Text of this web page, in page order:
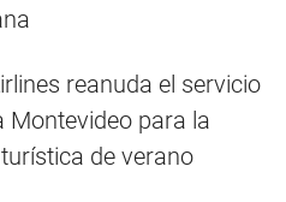
reanuda el servicio
Montevideo para la
de verano